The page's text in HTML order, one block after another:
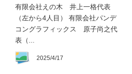
有限会社えの木 井上一格代表
（左から4人目） 有限会社パンデ
コングラフィックス 原子尚之代
表（...
2025/4/17